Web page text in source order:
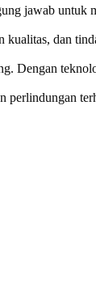
jawab untuk
kualitas, dan
Dengan
perlindungan